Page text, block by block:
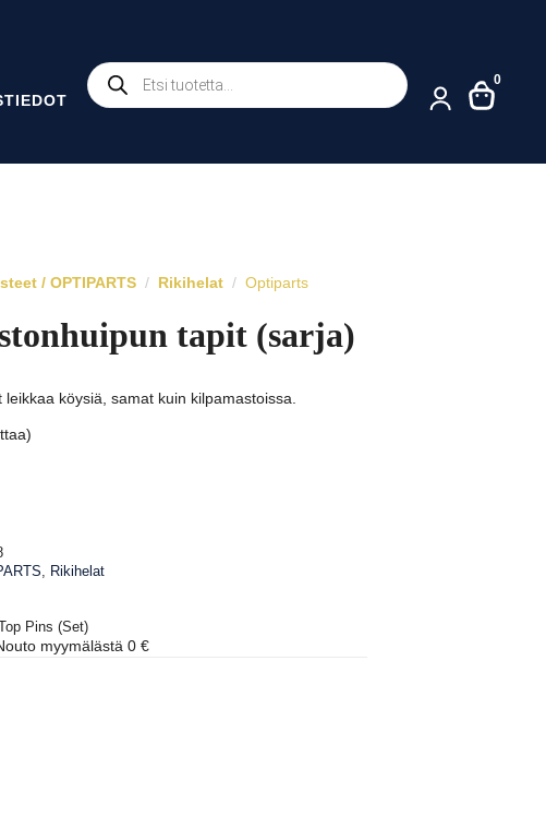
Products
search
0
/ OPTIPARTS Rikihelat
Optiparts
tapit (sarja)
köysiä, samat kuin kilpamastoissa.
, Rikihelat
Pins (Set)
myymälästä 0 €